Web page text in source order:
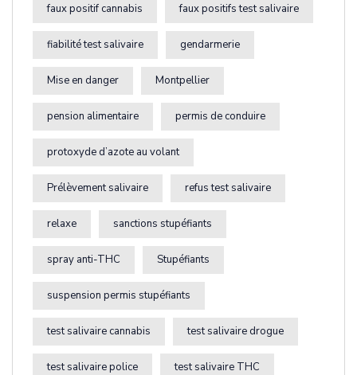
faux positif cannabis faux positifs test salivaire
fiabilité test salivaire gendarmerie
Mise en danger Montpellier
pension alimentaire permis de conduire
protoxyde d’azote au volant
Prélèvement salivaire refus test salivaire
relaxe sanctions stupéfiants
spray anti-THC Stupéfiants
suspension permis stupéfiants
test salivaire cannabis test salivaire drogue
test salivaire police test salivaire THC